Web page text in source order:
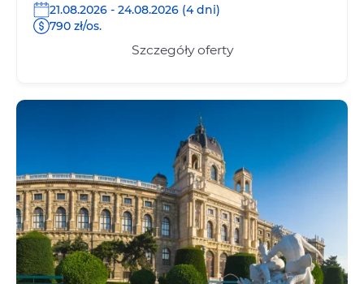
21.08.2026 - 24.08.2026 (4 dni)
790 zł/os.
Szczegóły oferty